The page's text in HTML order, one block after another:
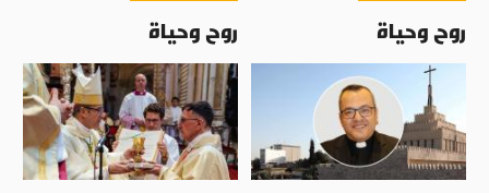
روح وحياة روح وحياة